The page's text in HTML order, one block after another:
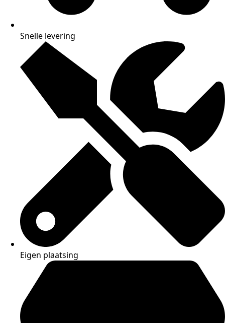
Snelle levering
Eigen plaatsing